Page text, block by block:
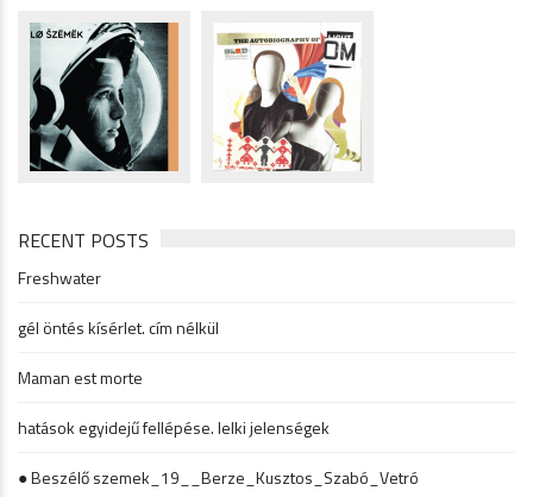
RECENT POSTS
Freshwater
gél öntés kísérlet. cím nélkül
Maman est morte
hatások egyidejű fellépése. lelki jelenségek
● Beszélő szemek_19__Berze_Kusztos_Szabó_Vetró